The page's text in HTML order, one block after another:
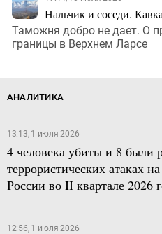
Нальчик и соседи.
Таможня добро не дает. О
границы в Верхнем Ларсе
АНАЛИТИКА
13:13, 1 июля 2026
4 человека убиты и 8 были
террористических атаках
России во II квартале 2026
12:56, 1 июля 2026